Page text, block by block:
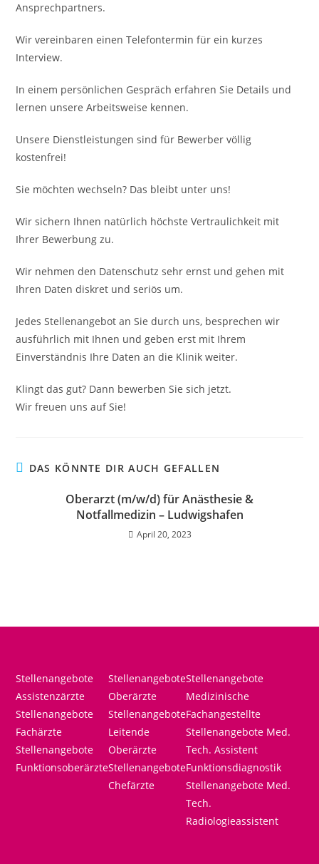
Ansprechpartners.
Wir vereinbaren einen Telefontermin für ein kurzes
Interview.
In einem persönlichen Gespräch erfahren Sie Details und
lernen unsere Arbeitsweise kennen.
Unsere Dienstleistungen sind für Bewerber völlig
kostenfrei!
Sie möchten wechseln? Das bleibt unter uns!
Wir sichern Ihnen natürlich höchste Vertraulichkeit mit
Ihrer Bewerbung zu.
Wir nehmen den Datenschutz sehr ernst und gehen mit
Ihren Daten diskret und seriös um.
Jedes Stellenangebot an Sie durch uns, besprechen wir
ausführlich mit Ihnen und geben erst mit Ihrem
Einverständnis Ihre Daten an die Klinik weiter.
Klingt das gut? Dann bewerben Sie sich jetzt.
Wir freuen uns auf Sie!
DAS KÖNNTE DIR AUCH GEFALLEN
Oberarzt (m/w/d) für Anästhesie &
Notfallmedizin – Ludwigshafen
April 20, 2023
Stellenangebote
Assistenzärzte
Stellenangebote
Fachärzte
Stellenangebote
Funktionsoberärzte
Stellenangebote
Oberärzte
Stellenangebote
Leitende
Oberärzte
Stellenangebote
Chefärzte
Stellenangebote
Medizinische
Fachangestellte
Stellenangebote Med.
Tech. Assistent
Funktionsdiagnostik
Stellenangebote Med.
Tech.
Radiologieassistent